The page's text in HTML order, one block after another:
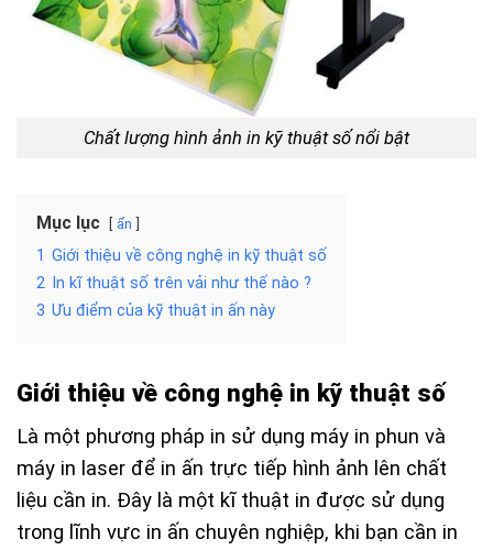
Chất lượng hình ảnh in kỹ thuật số nổi bật
Mục lục ẩn
1 Giới thiệu về công nghệ in kỹ thuật số
2 In kĩ thuật số trên vải như thế nào ?
3 Ưu điểm của kỹ thuật in ấn này
Giới thiệu về công nghệ in kỹ thuật số
Là một phương pháp in sử dụng máy in phun và
máy in laser để in ấn trực tiếp hình ảnh lên chất
liệu cần in. Đây là một kĩ thuật in được sử dụng
trong lĩnh vực in ấn chuyên nghiệp, khi bạn cần in